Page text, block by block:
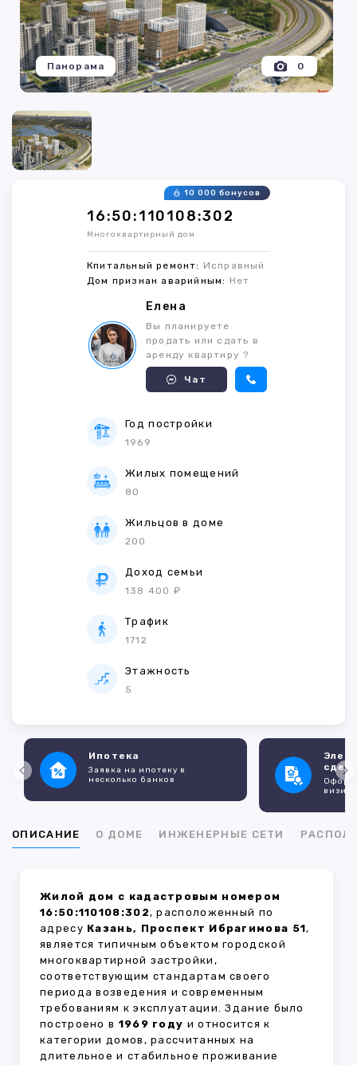
0
Панорама
16:50:110108:302
10 000 бонусов
Многоквартирный дом
Кпитальный ремонт: Исправный
Дом признан аварийным: Нет
Елена
Вы планируете
продать или сдать в
аренду квартиру ?
Чат
Год постройки
1969
Жилых помещений
80
Жильцов в доме
200
Доход семьи
138 400 ₽
Трафик
1712
Этажность
5
Ипотека
Заявка на ипотеку в
несколько банков
ОПИСАНИЕ О ДОМЕ ИНЖЕНЕРНЫЕ СЕТИ
Жилой дом с кадастровым номером
16:50:110108:302, расположенный по
адресу Казань, Проспект Ибрагимова 51,
является типичным объектом городской
многоквартирной застройки,
соответствующим стандартам своего
периода возведения и современным
требованиям к эксплуатации. Здание было
построено в 1969 году и относится к
категории домов, рассчитанных на
длительное и стабильное проживание